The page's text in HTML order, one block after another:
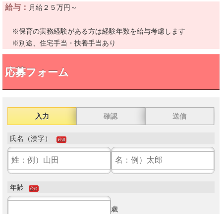
給与： 月給２５万円～
※保育の実務経験がある方は経験年数を給与考慮します
※別途、住宅手当・扶養手当あり
応募フォーム
入力 確認 送信
氏名（漢字） 必須
年齢 必須
歳